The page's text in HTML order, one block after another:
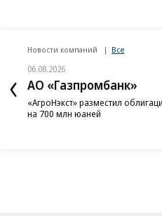
Новости компаний Все
06.08.2026
АО «Газпромбанк»
«АгроНэкст» разместил
на 700 млн юаней